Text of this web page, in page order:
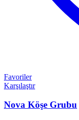
Favoriler
Karşılaştır
Nova Köşe Grubu